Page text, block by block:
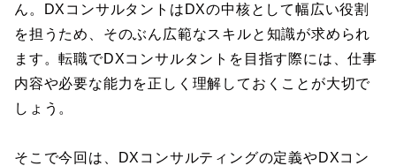
ん。DXコンサルタントはDXの中核として幅広い役割
を担うため、そのぶん広範なスキルと知識が求められ
ます。転職でDXコンサルタントを目指す際には、仕事
内容や必要な能力を正しく理解しておくことが大切で
しょう。
そこで今回は、DXコンサルティングの定義やDXコン